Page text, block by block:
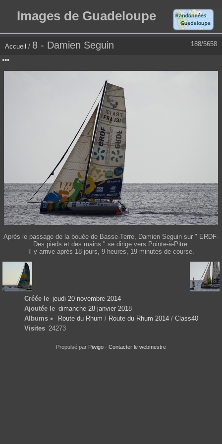
Images de Guadeloupe
188/5658
Accueil / 8 - Damien Seguin
Après le passage de la bouée de Basse-Terre, Damien Seguin sur " ERDF-
Des pieds et des mains " se dirige vers Pointe-à-Pitre.
Il y arrive après 18 jours, 9 heures, 19 minutes de course.
Créée le jeudi 20 novembre 2014
Ajoutée le dimanche 28 janvier 2018
Albums
Route du Rhum / Route du Rhum 2014/ Class40
Visites 24273
Propulsé par Piwigo - Contacter le webmestre